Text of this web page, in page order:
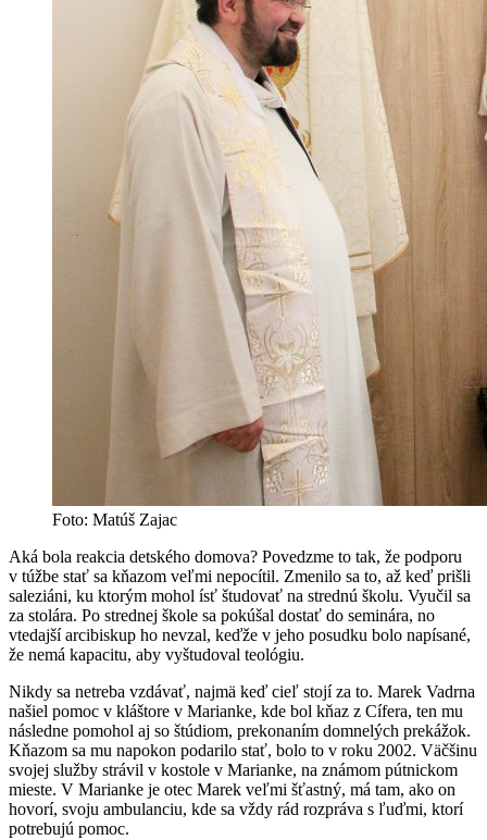
Foto: Matúš Zajac
Aká bola reakcia detského domova? Povedzme to tak, že podporu
v túžbe stať sa kňazom veľmi nepocítil. Zmenilo sa to, až keď prišli
saleziáni, ku ktorým mohol ísť študovať na strednú školu. Vyučil sa
za stolára. Po strednej škole sa pokúšal dostať do seminára, no
vtedajší arcibiskup ho nevzal, keďže v jeho posudku bolo napísané,
že nemá kapacitu, aby vyštudoval teológiu.
Nikdy sa netreba vzdávať, najmä keď cieľ stojí za to. Marek Vadrna
našiel pomoc v kláštore v Marianke, kde bol kňaz z Cífera, ten mu
následne pomohol aj so štúdiom, prekonaním domnelých prekážok.
Kňazom sa mu napokon podarilo stať, bolo to v roku 2002. Väčšinu
svojej služby strávil v kostole v Marianke, na známom pútnickom
mieste. V Marianke je otec Marek veľmi šťastný, má tam, ako on
hovorí, svoju ambulanciu, kde sa vždy rád rozpráva s ľuďmi, ktorí
potrebujú pomoc.